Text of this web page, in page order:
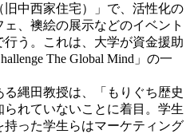
中西家住宅）」で、活性化の
、襖絵の展示などのイベント
う。これは、大学が資金援助
The Global Mind」の一
縄田教授は、「もりぐち歴史
れていないことに着目。学生
った学生らはマーケティング